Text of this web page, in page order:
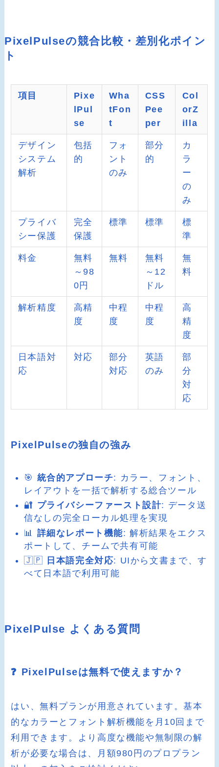
PixelPulseの競合比較・差別化ポイン
ト
項目
Pixe
lPul
se
Wha
tFon
t
CSS
Pee
per
Col
orZ
illa
デザイン
システム
解析
包括
的
フォ
ント
のみ
部分
的
カ
ラ
ー
の
み
プライバ
シー保護
完全
保護
標準 標準
標
準
料金
無料
～98
0円
無料
無料
～12
ドル
無
料
解析精度
高精
度
中程
度
中程
度
高
精
度
日本語対
応
対応
部分
対応
英語
のみ
部
分
対
応
PixelPulseの独自の強み
🎯 統合的アプローチ: カラー、フォント、
レイアウトを一括で解析する総合ツール
🔐 プライバシーファースト設計: データ送
信なしの完全ローカル処理を実現
📊 詳細なレポート機能: 解析結果をエクス
ポートして、チームで共有可能
🇯🇵 日本語完全対応: UIから文書まで、す
べて日本語で利用可能
PixelPulse よくある質問
❓ PixelPulseは無料で使えますか？
はい、無料プランが用意されています。基本
的なカラーとフォント解析機能を月10回まで
利用できます。より高度な機能や無制限の解
析が必要な場合は、月額980円のプロプラン